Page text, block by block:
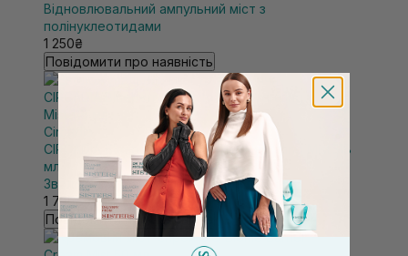
Відновлювальний ампульний міст з
полінуклеотидами
1 250₴
Повідомити про наявність
Circadia
CIRCADIA Blueberry & White Tea Hydrating Mist 118
мл
Зволожувальний міст для обличчя
1 755₴
Повідомити про наявність